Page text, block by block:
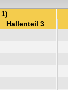
Hallenteil 3